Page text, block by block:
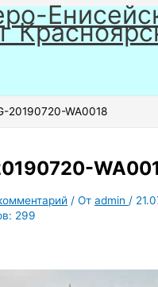
20190720-WA0018
/ Отadmin /
299